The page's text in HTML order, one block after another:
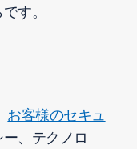
す。
お客様のセキュ
、テクノロ